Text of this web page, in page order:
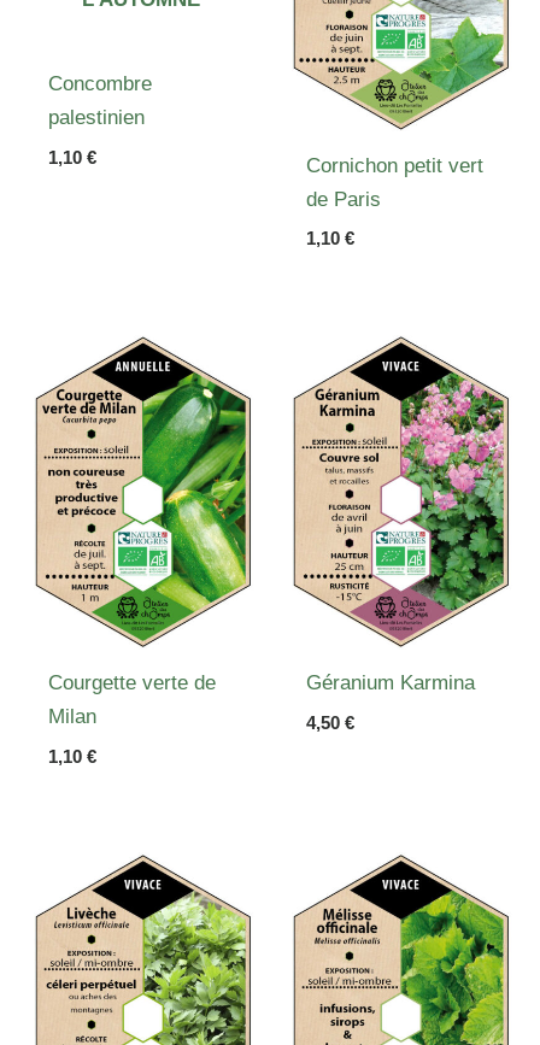
Concombre
palestinien
1,10€
Cornichon petit vert
de Paris
1,10€
Courgette verte de
Milan
1,10€
Géranium Karmina
4,50€